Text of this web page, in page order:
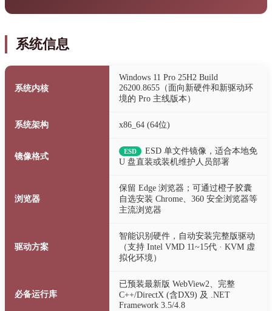
系统信息
系统内核
Windows 11 Pro 25H2 Build
26200.8655（面向新硬件和新驱动环
境的 Pro 主线版本）
系统架构 x86_64 (64位)
镜像格式
ESD
ESD 单文件镜像，适合本地免
U 盘直装或装机维护人员部署
浏览器
保留 Edge 浏览器；可通过橙子胶囊
自选安装 Chrome、360 安全浏览器等
主流浏览器
驱动方案
智能识别硬件，自动安装完整版驱动
（支持 Intel VMD 11~15代 · KVM 虚
拟化环境）
必备运行库
已预装最新版 WebView2、完整
C++/DirectX (含DX9) 及 .NET
Framework 3.5/4.8